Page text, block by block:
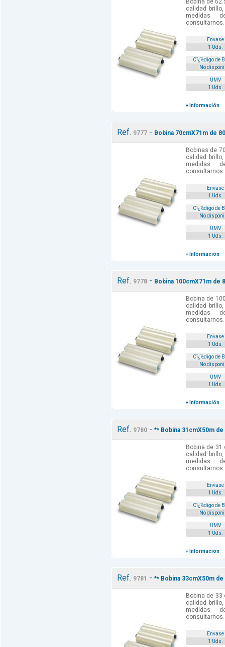
Bobina de
calidad
medidas
consultarnos.
Envase
1 Uds.
Cï¿½digo de
No
UMV
1 Uds.
+ Información
Ref. 9777 - Bobina 70cmX71m de
Bobinas de
calidad
medidas
consultarnos.
Envase
1 Uds.
Cï¿½digo de
No
UMV
1 Uds.
+ Información
Ref. 9778 - Bobina 100cmX71m de
Bobina de
calidad
medidas
consultarnos.
Envase
1 Uds.
Cï¿½digo de
No
UMV
1 Uds.
+ Información
Ref. 9780 - ** Bobina 31cmX50m
Bobina de
calidad
medidas
consultarnos.
Envase
1 Uds.
Cï¿½digo de
No
UMV
1 Uds.
+ Información
Ref. 9781 - ** Bobina 33cmX50m
Bobina de
calidad
medidas
consultarnos.
Envase
1 Uds.